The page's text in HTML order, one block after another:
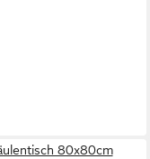
80x80cm